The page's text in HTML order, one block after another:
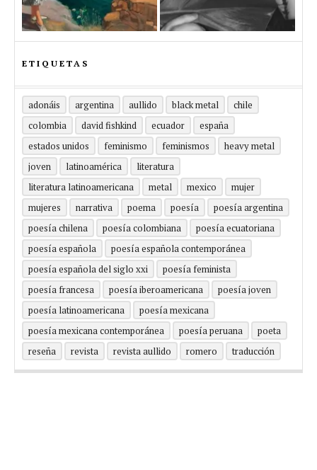
ETIQUETAS
adonáis argentina aullido black metal
chile
colombia
david fishkind ecuador
españa
estados unidos
feminismo feminismos
heavy metal
joven
latinoamérica
literatura
literatura latinoamericana
metal mexico
mujer
mujeres
narrativa poema poesía
poesía argentina
poesía chilena
poesía colombiana
poesía ecuatoriana
poesía española
poesía española contemporánea
poesía española del siglo xxi
poesía feminista
poesía francesa
poesía iberoamericana
poesía joven
poesía latinoamericana
poesía mexicana
poesía mexicana contemporánea
poesía peruana
poeta
reseña
revista revista aullido romero traducción